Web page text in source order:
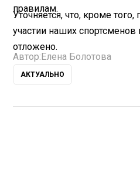
правилам.
Уточняется, что, кроме
участии наших
отложено.
Автор: Елена Болотова
АКТУАЛЬНО